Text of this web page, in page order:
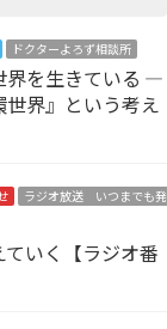
ドクターよろず相談所
界を生きている ―
界』という考え
ラジオ放送 いつまでも発
いく【ラジオ番